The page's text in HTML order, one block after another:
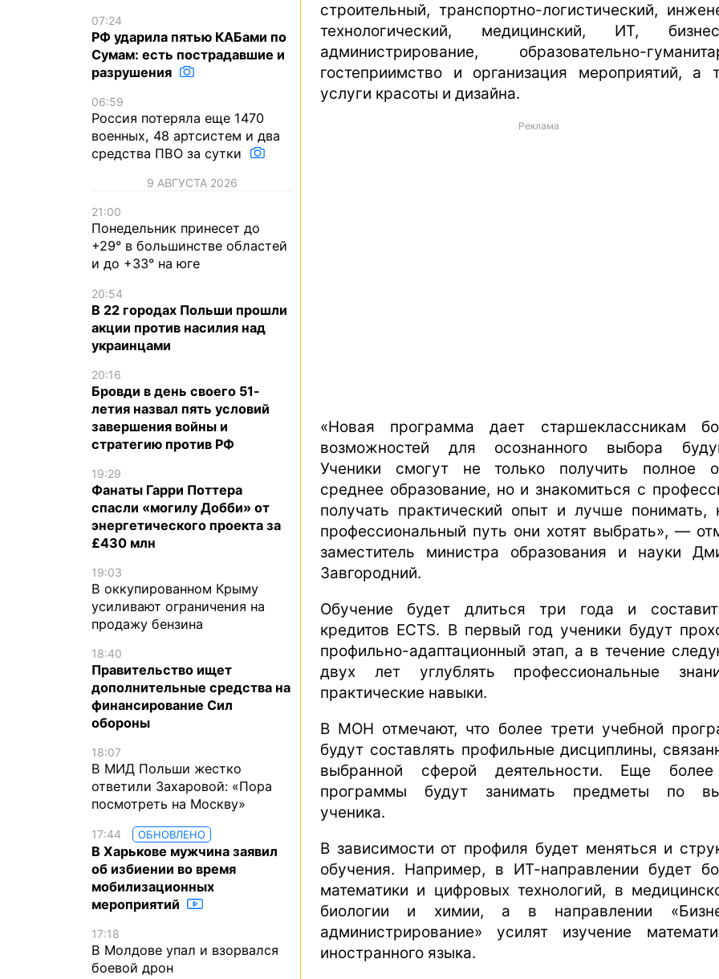
строительный, транспортно-логистический,
технологический, медицинский, ИТ,
администрирование, образовательно-
гостеприимство и организация мероприятий, а
услуги красоты и дизайна.
Реклама
«Новая программа дает старшеклассникам
возможностей для осознанного выбора
Ученики смогут не только получить полное
среднее образование, но и знакомиться с
получать практический опыт и лучше понимать,
профессиональный путь они хотят выбрать», —
заместитель министра образования и науки
Завгородний.
Обучение будет длиться три года и
кредитов ECTS. В первый год ученики будут
профильно-адаптационный этап, а в течение
двух лет углублять профессиональные
практические навыки.
В МОН отмечают, что более трети учебной
будут составлять профильные дисциплины,
выбранной сферой деятельности. Еще более
программы будут занимать предметы по
ученика.
В зависимости от профиля будет меняться и
обучения. Например, в ИТ-направлении будет
математики и цифровых технологий, в
биологии и химии, а в направлении
администрирование» усилят изучение
иностранного языка.
07:24
РФ ударила пятью КАБами по
Сумам: есть пострадавшие и
разрушения
06:59
Россия потеряла еще 1470
военных, 48 артсистем и два
средства ПВО за сутки
9 АВГУСТА 2026
21:00
Понедельник принесет до
+29° в большинстве областей
и до +33° на юге
20:54
В 22 городах Польши прошли
акции против насилия над
украинцами
20:16
Бровди в день своего 51-
летия назвал пять условий
завершения войны и
стратегию против РФ
19:29
Фанаты Гарри Поттера
спасли «могилу Добби» от
энергетического проекта за
£430 млн
19:03
В оккупированном Крыму
усиливают ограничения на
продажу бензина
18:40
Правительство ищет
дополнительные средства на
финансирование Сил
обороны
18:07
В МИД Польши жестко
ответили Захаровой: «Пора
посмотреть на Москву»
17:44 ОБНОВЛЕНО
В Харькове мужчина заявил
об избиении во время
мобилизационных
мероприятий
17:18
В Молдове упал и взорвался
боевой дрон